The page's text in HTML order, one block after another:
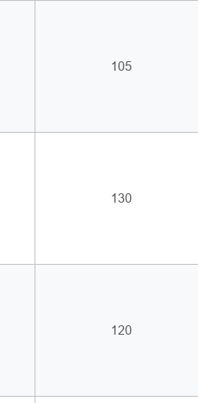
105
130
120